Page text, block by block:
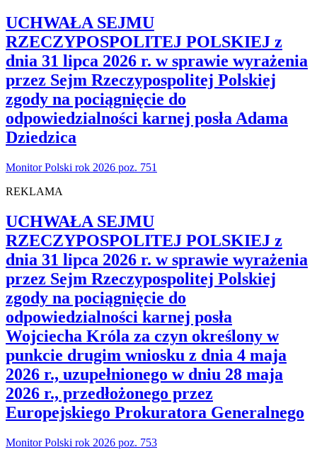
UCHWAŁA SEJMU
RZECZYPOSPOLITEJ POLSKIEJ z
dnia 31 lipca 2026 r. w sprawie wyrażenia
przez Sejm Rzeczypospolitej Polskiej
zgody na pociągnięcie do
odpowiedzialności karnej posła Adama
Dziedzica
Monitor Polski rok 2026 poz. 751
REKLAMA
UCHWAŁA SEJMU
RZECZYPOSPOLITEJ POLSKIEJ z
dnia 31 lipca 2026 r. w sprawie wyrażenia
przez Sejm Rzeczypospolitej Polskiej
zgody na pociągnięcie do
odpowiedzialności karnej posła
Wojciecha Króla za czyn określony w
punkcie drugim wniosku z dnia 4 maja
2026 r., uzupełnionego w dniu 28 maja
2026 r., przedłożonego przez
Europejskiego Prokuratora Generalnego
Monitor Polski rok 2026 poz. 753